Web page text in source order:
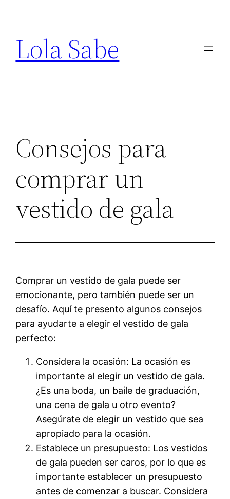
contenido
Lola Sabe
Consejos para
comprar un
vestido de gala
Comprar un vestido de gala puede ser
emocionante, pero también puede ser un
desafío. Aquí te presento algunos consejos
para ayudarte a elegir el vestido de gala
perfecto:
Considera la ocasión: La ocasión es
importante al elegir un vestido de gala.
¿Es una boda, un baile de graduación,
una cena de gala u otro evento?
Asegúrate de elegir un vestido que sea
apropiado para la ocasión.
Establece un presupuesto: Los vestidos
de gala pueden ser caros, por lo que es
importante establecer un presupuesto
antes de comenzar a buscar. Considera